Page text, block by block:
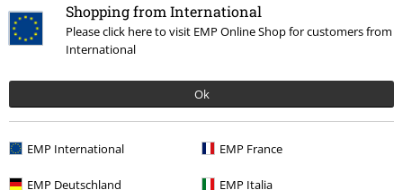
Shopping from International
Please click here to visit EMP Online Shop for customers from
International
Ok
EMP International EMP France
EMP Deutschland EMP Italia
Vanaf€ 37,99
Meer categorieën. Meer opties.